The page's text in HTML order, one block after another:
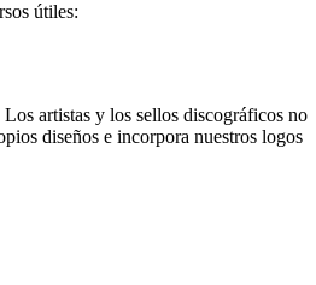
útiles:
artistas y los sellos discográficos no
diseños e incorpora nuestros logos